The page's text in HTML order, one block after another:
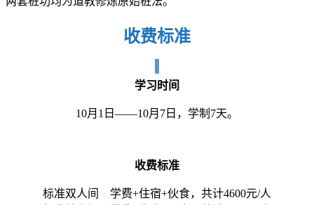
收费标准
学习时间
10月1日——10月7日，学制7天。
收费标准
标准双人间 学费+住宿+伙食，共计4600元/人